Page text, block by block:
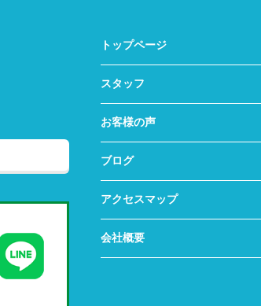
トップページ
スタッフ
お客様の声
ブログ
アクセスマップ
会社概要